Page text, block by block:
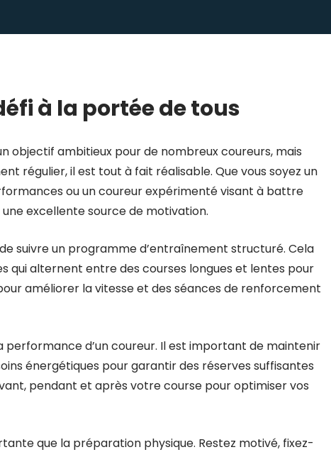
à la portée de tous
objectif ambitieux pour de nombreux coureurs, mais
régulier, il est tout à fait réalisable. Que vous soyez un
ou un coureur expérimenté visant à battre
excellente source de motivation.
de suivre un programme d’entraînement structuré. Cela
qui alternent entre des courses longues et lentes pour
améliorer la vitesse et des séances de renforcement
performance d’un coureur. Il est important de maintenir
énergétiques pour garantir des réserves suffisantes
pendant et après votre course pour optimiser vos
que la préparation physique. Restez motivé, fixez-